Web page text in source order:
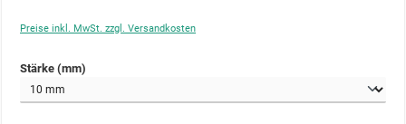
Preise inkl. MwSt. zzgl. Versandkosten
Stärke (mm)